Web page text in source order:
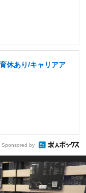
休あり/キャリアア
Sponsored by